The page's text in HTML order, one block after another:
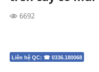
6692
Liên hệ QC: ☎ 0336.180068